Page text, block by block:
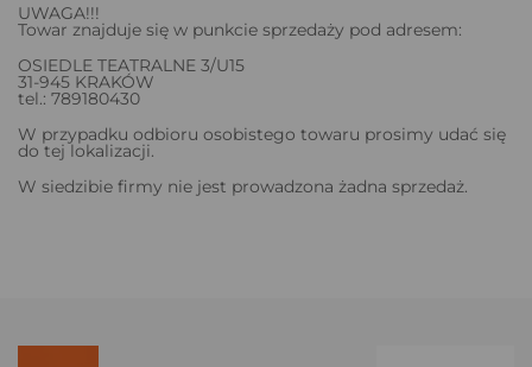
UWAGA!!!
Towar znajduje się w punkcie sprzedaży pod adresem:
OSIEDLE TEATRALNE 3/U15
31-945 KRAKÓW
tel.: 789180430
W przypadku odbioru osobistego towaru prosimy udać się
do tej lokalizacji.
W siedzibie firmy nie jest prowadzona żadna sprzedaż.